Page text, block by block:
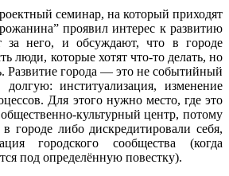
семинар, на который приходят
проявил интерес к развитию
за него, и обсуждают, что в городе
люди, которые хотят что-то делать, но
Развитие города — это не событийный
институализация, изменение
Для этого нужно место, где это
культурный центр, потому
городе либо дискредитировали себя,
городского сообщества (когда
под определённую повестку).